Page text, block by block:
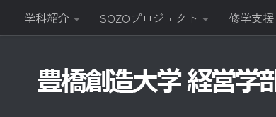
コンテンツへスキップ
学科紹介 SOZOプロジェクト 修学支援